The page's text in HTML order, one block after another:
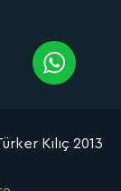
Kılıç 2013